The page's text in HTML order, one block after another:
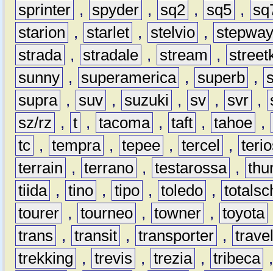
sprinter , spyder , sq2 , sq5 ,
starion
, starlet , stelvio ,
strada , stradale , stream ,
sunny , superamerica , superb ,
supra , suv , suzuki , sv , svr ,
sz/rz
, t , tacoma , taft , tahoe ,
tc , tempra , tepee , tercel ,
terrain
, terrano , testarossa ,
tiida , tino , tipo , toledo ,
tourer , tourneo , towner , toyota
trans
, transit , transporter ,
trekking
, trevis , trezia , tribeca